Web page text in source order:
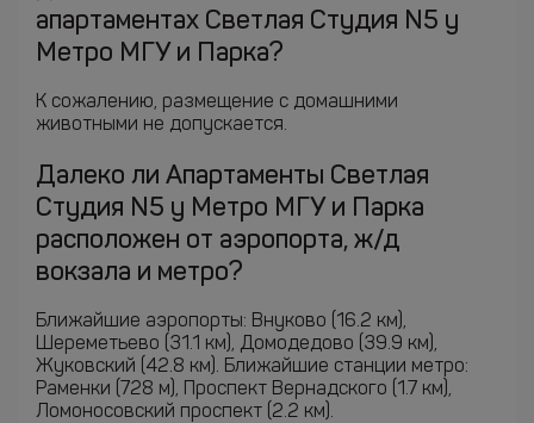
апартаментах Светлая Студия N5 у
Метро МГУ и Парка?
К сожалению, размещение с домашними
животными не допускается.
Далеко ли Апартаменты Светлая
Студия N5 у Метро МГУ и Парка
расположен от аэропорта, ж/д
вокзала и метро?
Ближайшие аэропорты: Внуково (16.2 км),
Шереметьево (31.1 км), Домодедово (39.9 км),
Жуковский (42.8 км). Ближайшие станции метро:
Раменки (728 м), Проспект Вернадского (1.7 км),
Ломоносовский проспект (2.2 км).